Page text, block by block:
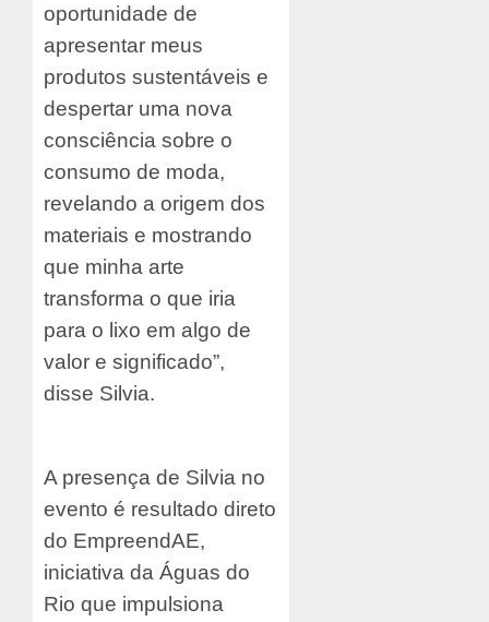
oportunidade de
apresentar meus
produtos sustentáveis e
despertar uma nova
consciência sobre o
consumo de moda,
revelando a origem dos
materiais e mostrando
que minha arte
transforma o que iria
para o lixo em algo de
valor e significado”,
disse Silvia.
A presença de Silvia no
evento é resultado direto
do EmpreendAE,
iniciativa da Águas do
Rio que impulsiona